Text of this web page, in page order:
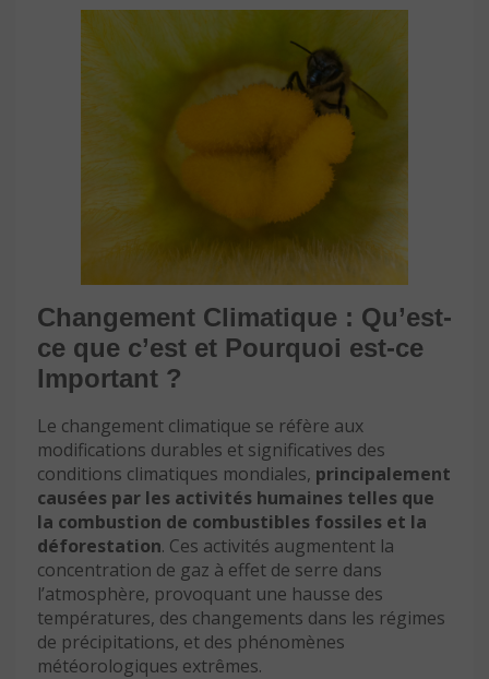
Changement Climatique : Qu’est-
ce que c’est et Pourquoi est-ce
Important ?
Le changement climatique se réfère aux
modifications durables et significatives des
conditions climatiques mondiales, principalement
causées par les activités humaines telles que
la combustion de combustibles fossiles et la
déforestation. Ces activités augmentent la
concentration de gaz à effet de serre dans
l’atmosphère, provoquant une hausse des
températures, des changements dans les régimes
de précipitations, et des phénomènes
météorologiques extrêmes.